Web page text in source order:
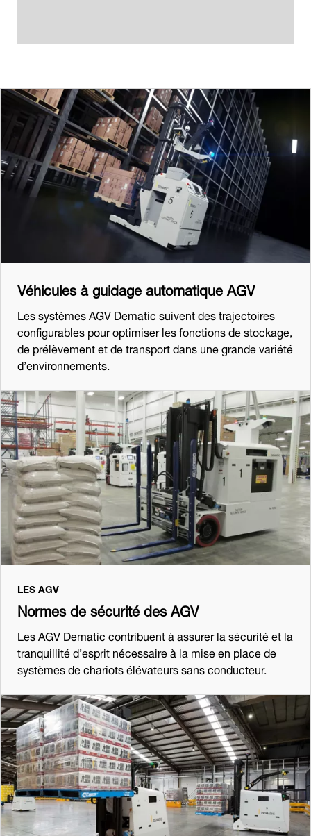
Véhicules à guidage automatique AGV
Les systèmes AGV Dematic suivent des trajectoires
configurables pour optimiser les fonctions de stockage,
de prélèvement et de transport dans une grande variété
d’environnements.
LES AGV
Normes de sécurité des AGV
Les AGV Dematic contribuent à assurer la sécurité et la
tranquillité d’esprit nécessaire à la mise en place de
systèmes de chariots élévateurs sans conducteur.